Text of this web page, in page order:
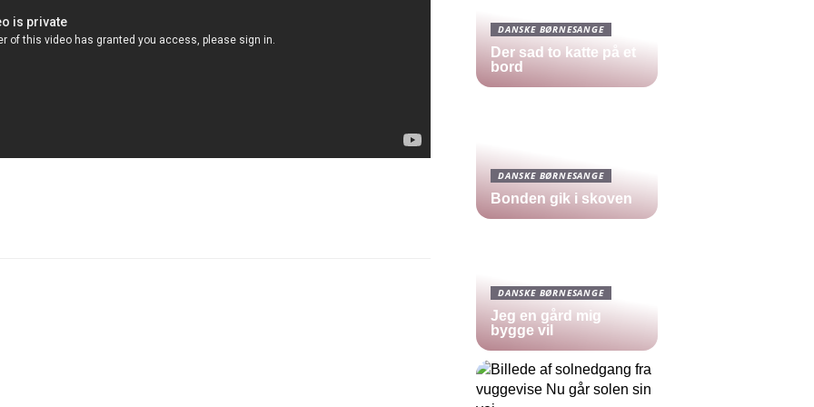
DANSKE BØRNESANGE
Der sad to katte på et
bord
DANSKE BØRNESANGE
Bonden gik i skoven
DANSKE BØRNESANGE
Jeg en gård mig
bygge vil